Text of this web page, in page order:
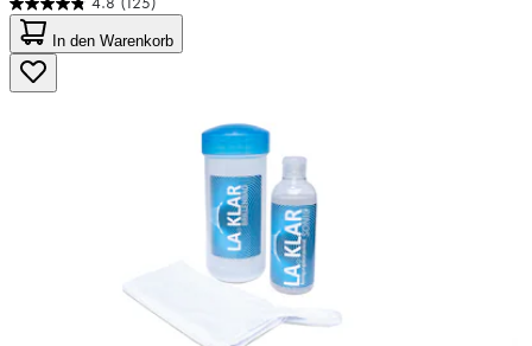
4.8
von
5
Sternen.
125
In den Warenkorb